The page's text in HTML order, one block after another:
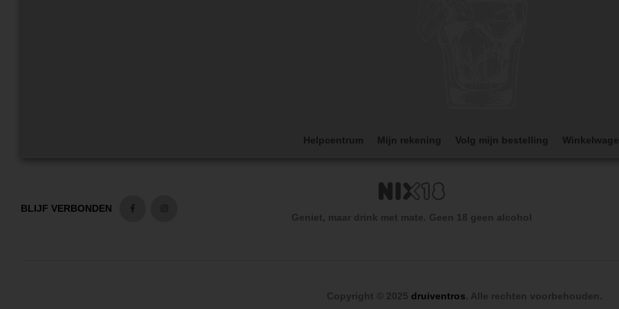
Helpcentrum Mijn rekening Volg mijn bestelling
BLIJF VERBONDEN
Geniet, maar drink met mate. Geen 18 geen alcohol
Copyright © 2025 druiventros. Alle rechten voorbehouden.